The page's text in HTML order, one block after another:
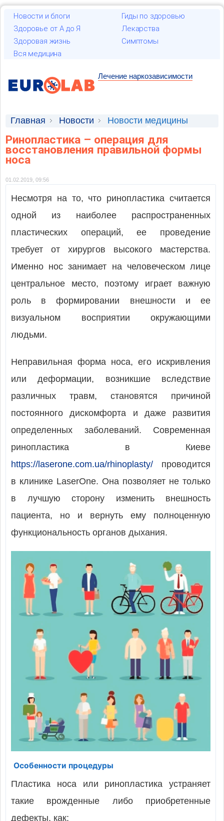
Новости и блоги
Гиды по здоровью
Здоровье от А до Я
Лекарства
Здоровая жизнь
Симптомы
Вся медицина
Лечение наркозависимости
Главная Новости Новости медицины
Ринопластика – операция для
восстановления правильной формы
носа
01.02.2019, 09:56
Несмотря на то, что ринопластика считается
одной из наиболее распространенных
пластических операций, ее проведение
требует от хирургов высокого мастерства.
Именно нос занимает на человеческом лице
центральное место, поэтому играет важную
роль в формировании внешности и ее
визуальном восприятии окружающими
людьми.
Неправильная форма носа, его искривления
или деформации, возникшие вследствие
различных травм, становятся причиной
постоянного дискомфорта и даже развития
определенных заболеваний. Современная
ринопластика в Киеве
https://laserone.com.ua/rhinoplasty/ проводится
в клинике LaserOne. Она позволяет не только
в лучшую сторону изменить внешность
пациента, но и вернуть ему полноценную
функциональность органов дыхания.
Особенности процедуры
Пластика носа или ринопластика устраняет
такие врожденные либо приобретенные
дефекты, как: